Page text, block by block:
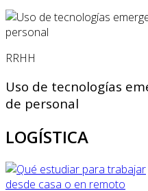
RRHH
Uso de tecnologías
de personal
LOGÍSTICA